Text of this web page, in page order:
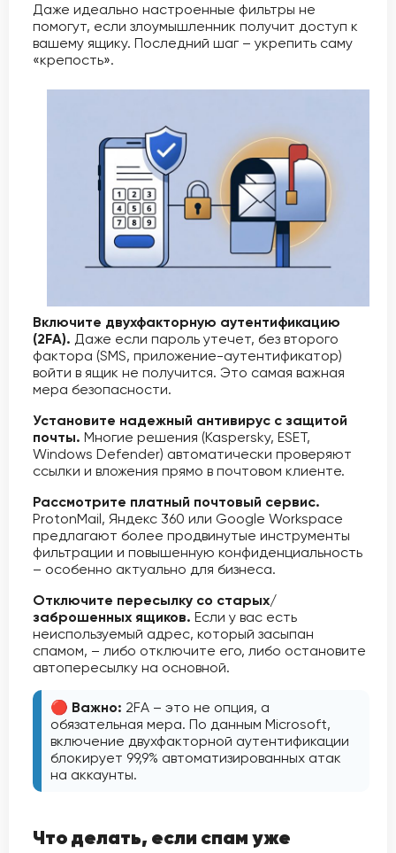
Даже идеально настроенные фильтры не
помогут, если злоумышленник получит доступ к
вашему ящику. Последний шаг – укрепить саму
«крепость».
Включите двухфакторную аутентификацию
(2FA). Даже если пароль утечет, без второго
фактора (SMS, приложение-аутентификатор)
войти в ящик не получится. Это самая важная
мера безопасности.
Установите надежный антивирус с защитой
почты. Многие решения (Kaspersky, ESET,
Windows Defender) автоматически проверяют
ссылки и вложения прямо в почтовом клиенте.
Рассмотрите платный почтовый сервис.
ProtonMail, Яндекс 360 или Google Workspace
предлагают более продвинутые инструменты
фильтрации и повышенную конфиденциальность
– особенно актуально для бизнеса.
Отключите пересылку со старых/
заброшенных ящиков. Если у вас есть
неиспользуемый адрес, который засыпан
спамом, – либо отключите его, либо остановите
автопересылку на основной.
🔴 Важно: 2FA – это не опция, а
обязательная мера. По данным Microsoft,
включение двухфакторной аутентификации
блокирует 99,9% автоматизированных атак
на аккаунты.
Что делать, если спам уже